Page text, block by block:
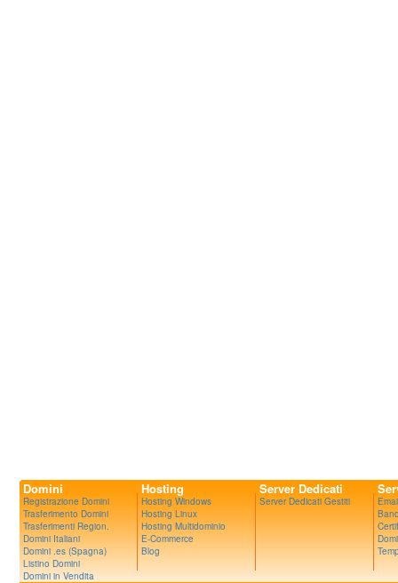
Domini Hosting Server Dedicati
Registrazione Domini
Trasferimento Domini
Trasferimenti Region.
Domini Italiani
Domini .es (Spagna)
Listino Domini
Domini in Vendita
Hosting Windows
Hosting Linux
Hosting Multidominio
E-Commerce
Blog
Server Dedicati Gestiti